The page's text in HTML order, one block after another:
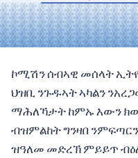
ኮሚሽን ሰብኣዊ መሰላት
ህዝቢ ንጉዱኣት ኣካልን
ማሕለኻታት ከምኡ እውን
ብዝምልከት ግንዛበ
ዝዓለመ መድረኽ ምይይጥ